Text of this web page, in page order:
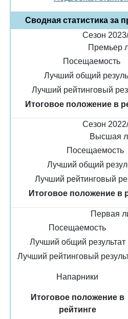
Сводная статистика за
Сезон
Премьер
Посещаемость
Лучший общий
Лучший рейтинговый
Итоговое положение в
Сезон
Высшая
Посещаемость
Лучший общий
Лучший рейтинговый
Итоговое положение в
Первая
Посещаемость
Лучший общий результат
Лучший рейтинговый
Напарники
Итоговое положение в
рейтинге